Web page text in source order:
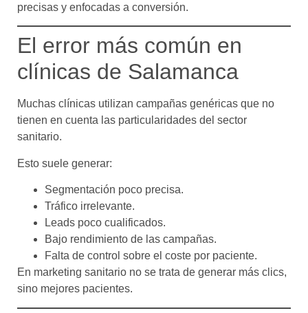
precisas y enfocadas a conversión.
El error más común en
clínicas de Salamanca
Muchas clínicas utilizan campañas genéricas que no
tienen en cuenta las particularidades del sector
sanitario.
Esto suele generar:
Segmentación poco precisa.
Tráfico irrelevante.
Leads poco cualificados.
Bajo rendimiento de las campañas.
Falta de control sobre el coste por paciente.
En marketing sanitario no se trata de generar más clics,
sino mejores pacientes.